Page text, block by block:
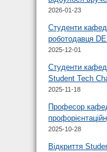
2026-01-23
Студенти
роботодавця
2025-12-01
Студенти
Student Tech
2025-11-18
Професор
2025-10-28
Відкриття